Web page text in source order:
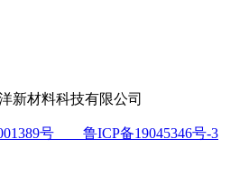
新材料科技有限公司
号 鲁ICP备19045346号-3